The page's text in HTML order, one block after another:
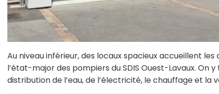
Au niveau inférieur, des locaux spacieux accueillent
l’état-major des pompiers du SDIS Ouest-Lavaux.
distribution de l’eau, de l’électricité, le chauffage et la